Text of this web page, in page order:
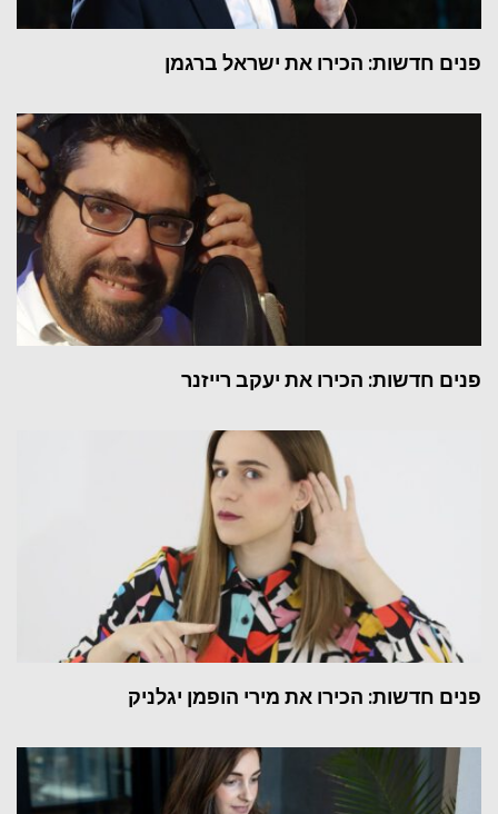
פנים חדשות: הכירו את ישראל ברגמן
פנים חדשות: הכירו את יעקב רייזנר
פנים חדשות: הכירו את מירי הופמן יגלניק